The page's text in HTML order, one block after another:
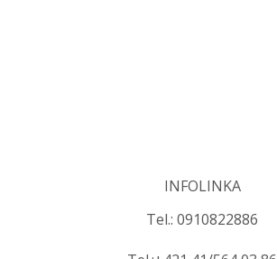
INFOLINKA
Tel.: 0910822886